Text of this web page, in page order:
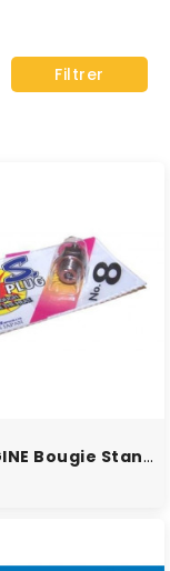
Filtrer
OS ENGINE Bougie Standard...